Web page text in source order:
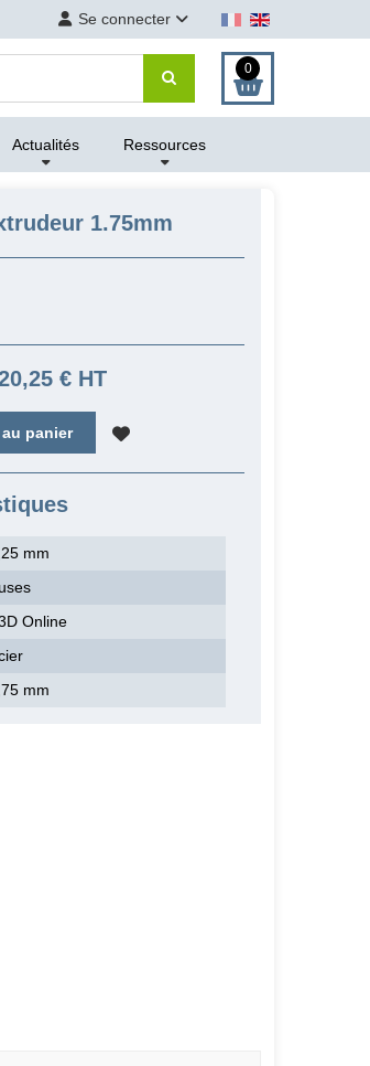
Se connecter
0
Actualités Ressources
1.75mm
€ HT
panier
mm
Online
mm